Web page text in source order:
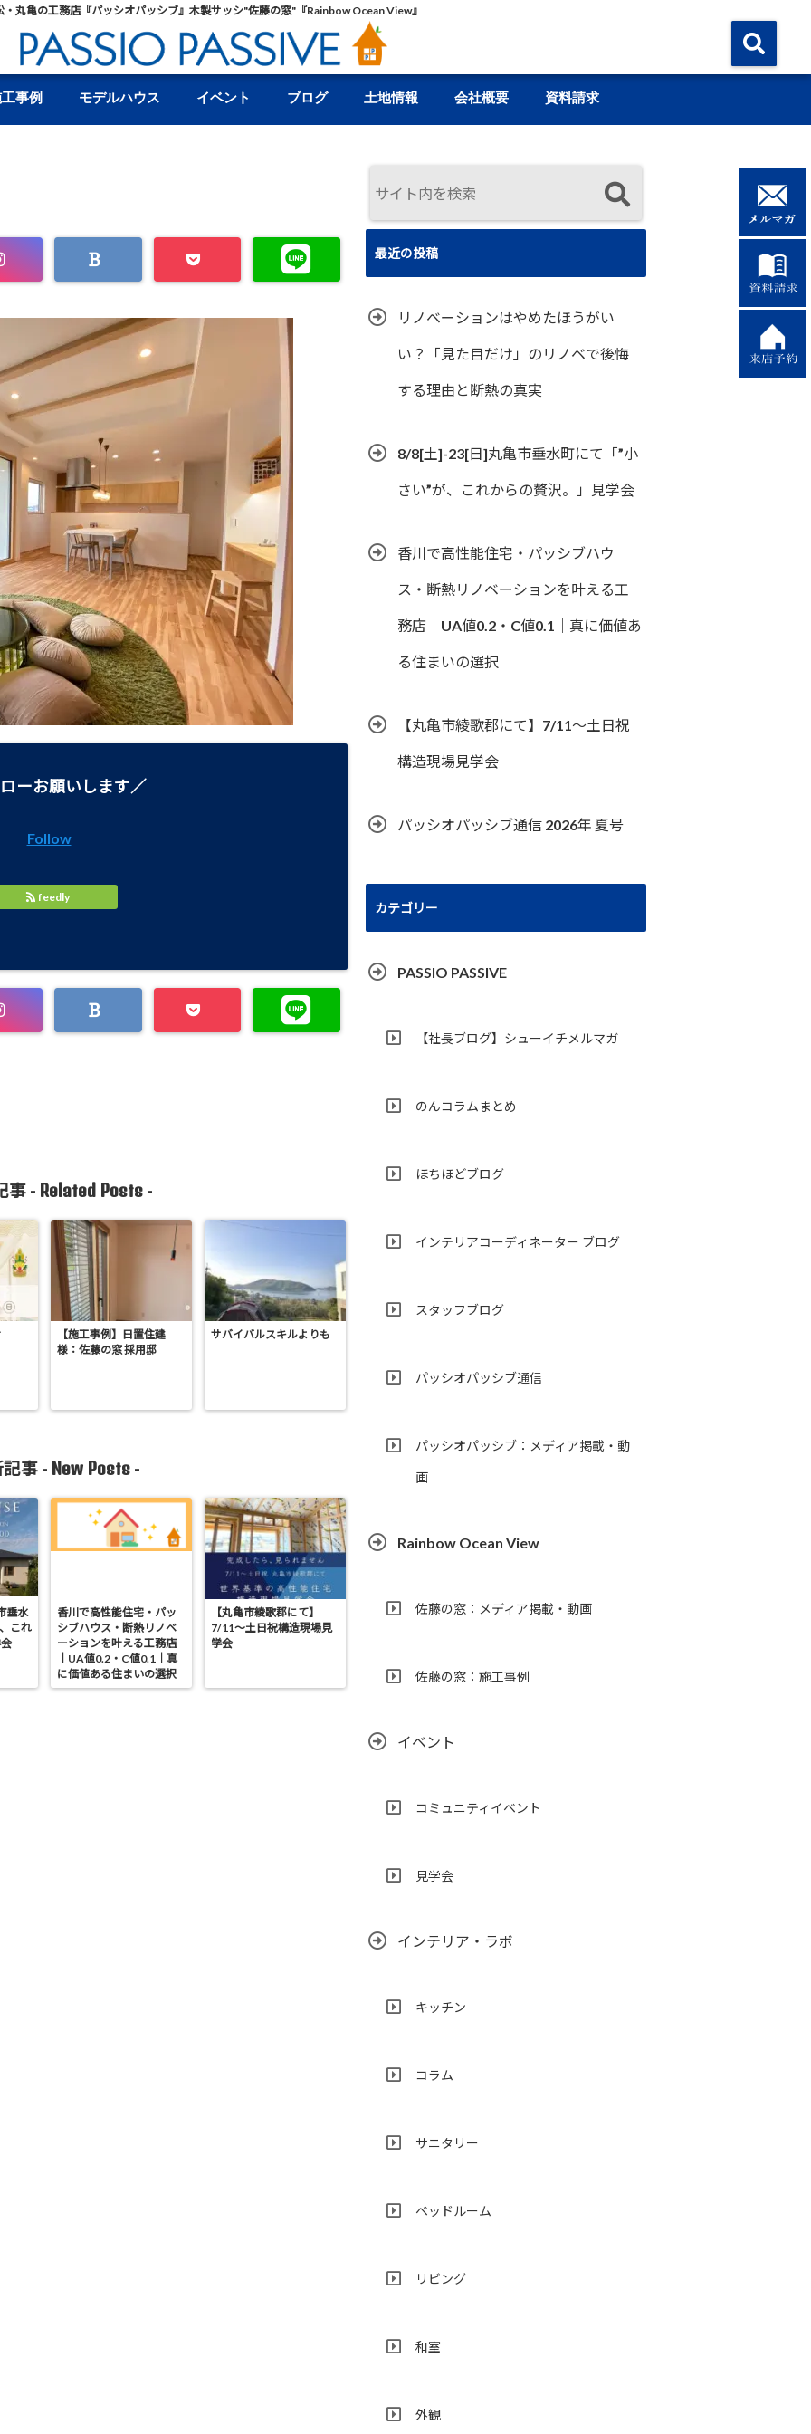
・丸亀の工務店『パッシオパッシブ』木製サッシ"佐藤の窓"『Rainbow Ocean View』
事例 モデルハウス イベント ブログ 土地情報 会社概要 資料請求
ーお願いします／
Follow
feedly
事 - Related Posts-
【施工事例】日置住建
様：佐藤の窓 採用邸
サバイバルスキルよりも
事 - New Posts -
垂水
これ
香川で高性能住宅・パッ
シブハウス・断熱リノベ
ーションを叶える工務店
｜UA値0.2・C値0.1｜真
に価値ある住まいの選択
【丸亀市綾歌郡にて】
7/11～土日祝構造現場見
学会
最近の投稿
リノベーションはやめたほうがい
い？「見た目だけ」のリノベで後悔
する理由と断熱の真実
8/8[土]-23[日]丸亀市垂水町にて「”小
さい”が、これからの贅沢。」見学会
香川で高性能住宅・パッシブハウ
ス・断熱リノベーションを叶える工
務店｜UA値0.2・C値0.1｜真に価値あ
る住まいの選択
【丸亀市綾歌郡にて】7/11～土日祝
構造現場見学会
パッシオパッシブ通信 2026年 夏号
カテゴリー
PASSIO PASSIVE
【社長ブログ】シューイチメルマガ
のんコラムまとめ
ほちほどブログ
インテリアコーディネーター ブログ
スタッフブログ
パッシオパッシブ通信
パッシオパッシブ：メディア掲載・動
画
Rainbow Ocean View
佐藤の窓：メディア掲載・動画
佐藤の窓：施工事例
イベント
コミュニティイベント
見学会
インテリア・ラボ
キッチン
コラム
サニタリー
ベッドルーム
リビング
和室
外観